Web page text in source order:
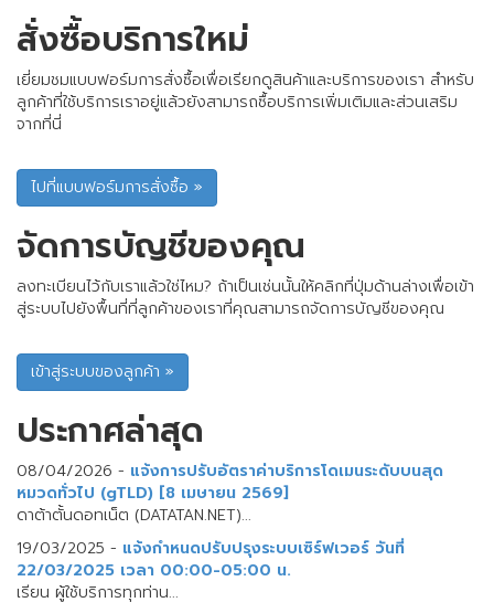
สั่งซื้อบริการใหม่
เยี่ยมชมแบบฟอร์มการสั่งซื้อเพื่อเรียกดูสินค้าและบริการของเรา สำหรับ
ลูกค้าที่ใช้บริการเราอยู่แล้วยังสามารถซื้อบริการเพิ่มเติมและส่วนเสริม
จากที่นี่
จัดการบัญชีของคุณ
ลงทะเบียนไว้กับเราแล้วใช่ไหม? ถ้าเป็นเช่นนั้นให้คลิกที่ปุ่มด้านล่างเพื่อเข้า
สู่ระบบไปยังพื้นที่ที่ลูกค้าของเราที่คุณสามารถจัดการบัญชีของคุณ
ประกาศล่าสุด
08/04/2026 - แจ้งการปรับอัตราค่าบริการโดเมนระดับบนสุด
หมวดทั่วไป (gTLD) [8 เมษายน 2569]
ดาต้าตั้นดอทเน็ต (DATATAN.NET)...
19/03/2025 - แจ้งกำหนดปรับปรุงระบบเซิร์ฟเวอร์ วันที่
22/03/2025 เวลา 00:00-05:00 น.
เรียน ผู้ใช้บริการทุกท่าน...